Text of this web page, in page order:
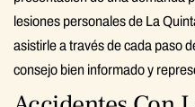
lesiones personales de La
asistirle a través de cada paso
consejo bien informado y